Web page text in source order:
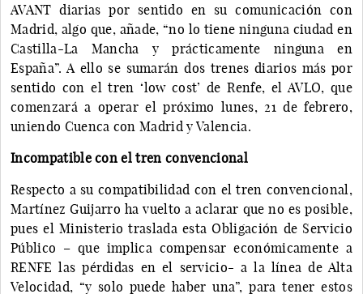
AVANT diarias por sentido en su comunicación con
Madrid, algo que, añade, “no lo tiene ninguna ciudad en
Castilla-La Mancha y prácticamente ninguna en
España”. A ello se sumarán dos trenes diarios más por
sentido con el tren ‘low cost’ de Renfe, el AVLO, que
comenzará a operar el próximo lunes, 21 de febrero,
uniendo Cuenca con Madrid y Valencia.
Incompatible con el tren convencional
Respecto a su compatibilidad con el tren convencional,
Martínez Guijarro ha vuelto a aclarar que no es posible,
pues el Ministerio traslada esta Obligación de Servicio
Público – que implica compensar económicamente a
RENFE las pérdidas en el servicio- a la línea de Alta
Velocidad, “y solo puede haber una”, para tener estos